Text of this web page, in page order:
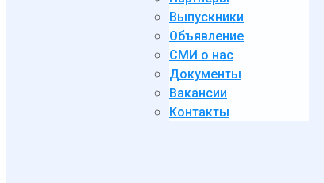
Выпускники
Объявление
СМИ о нас
Документы
Вакансии
Контакты